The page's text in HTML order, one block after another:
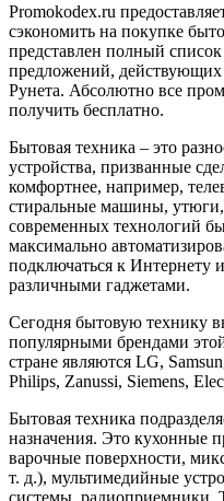
Promokodex.ru
сэкономить на покупке
представлен полный
предложений, действующих
Рунета. Абсолютно все
получить бесплатно.
Бытовая техника – это
устройства, призванные
комфортнее, например,
стиральные машины,
современных технологий
максимально
подключаться к Интернету
различными гаджетами.
Сегодня бытовую технику
популярными брендами
стране являются LG,
Philips, Zanussi, Siemens,
Бытовая техника
назначения. Это кухонные
варочные поверхности,
т. д.), мультимедийные
системы, радиоприемники,